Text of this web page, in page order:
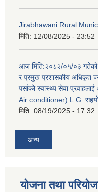
Jirabhawani Rural
मिति: 12/08/2025 - 23:52
आज मिति:२०८२/०५/०३ गतेको
र प्रमुख प्रशासकीय अधिकृत
पर्साको स्वास्थ्य सेवा
Air conditioner) L.G.
मिति: 08/19/2025 - 17:32
अन्य
योजना तथा